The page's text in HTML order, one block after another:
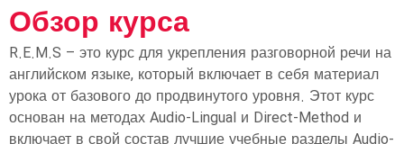
Обзор курса
R.E.M.S – это курс для укрепления разговорной речи на
английском языке, который включает в себя материал
урока от базового до продвинутого уровня. Этот курс
основан на методах Audio-Lingual и Direct-Method и